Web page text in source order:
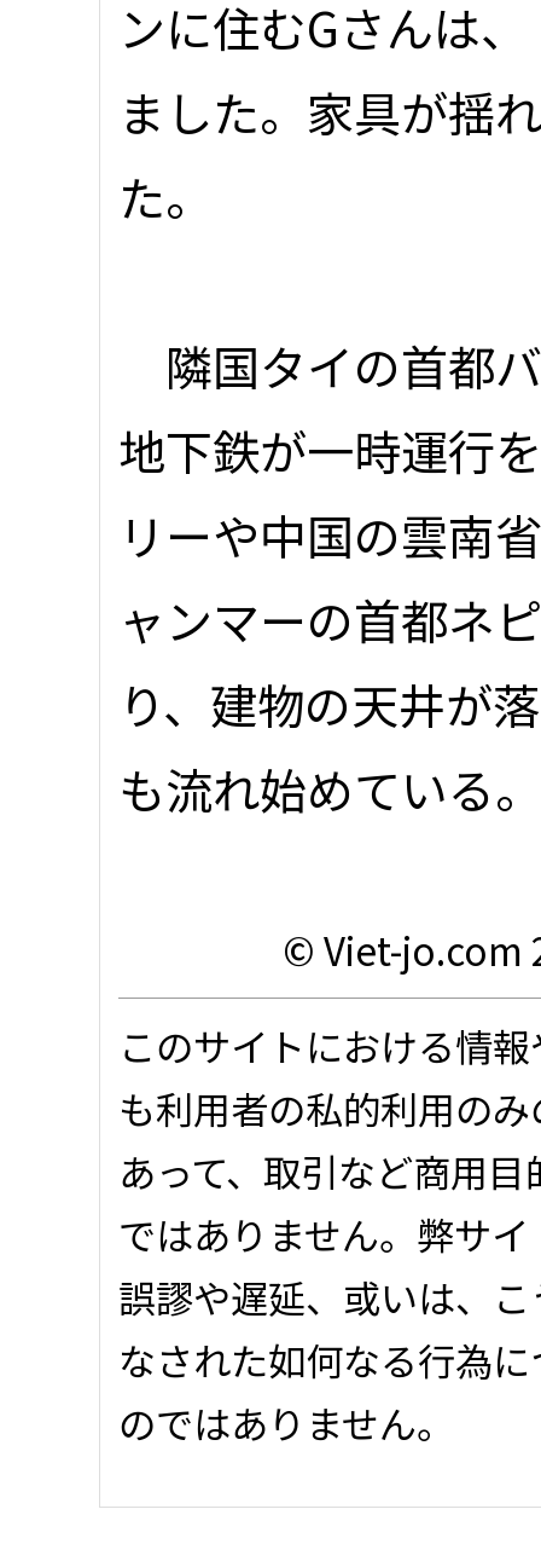
ンに住むGさんは
ました。家具が揺
た。
隣国タイの首都
地下鉄が一時運行
リーや中国の雲南
ャンマーの首都ネ
り、建物の天井が
も流れ始めている
© Viet-jo.com
このサイトにおける情
も利用者の私的利用の
あって、取引など商用
ではありません。弊サ
誤謬や遅延、或いは、
なされた如何なる行為
のではありません。